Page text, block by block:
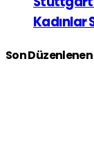
Kadınlar
Son